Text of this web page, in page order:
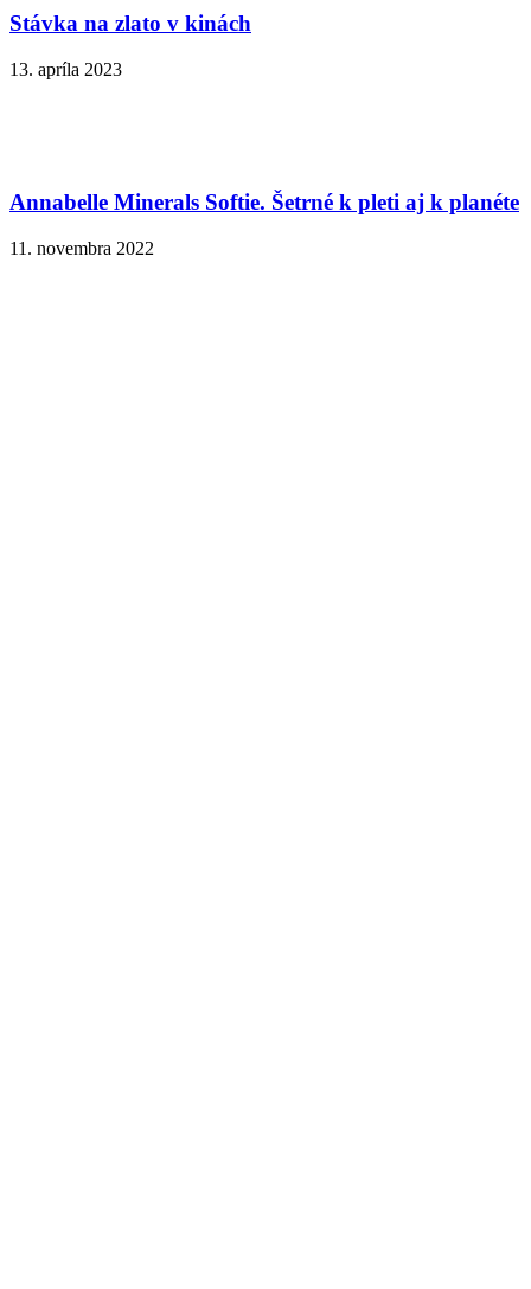
Stávka na zlato v kinách
13. apríla 2023
Annabelle Minerals Softie. Šetrné k pleti aj k planéte
11. novembra 2022